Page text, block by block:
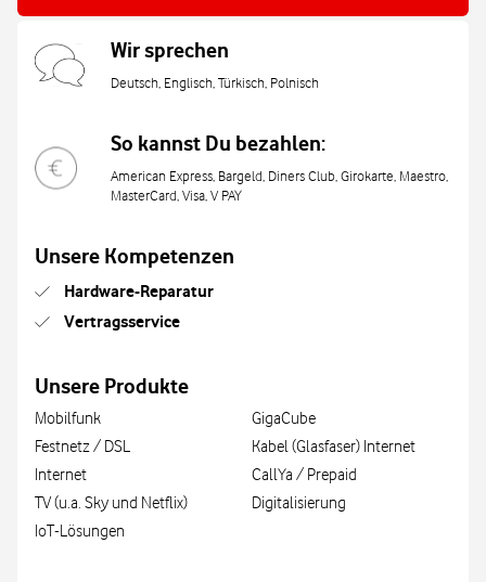
Wir sprechen
Deutsch, Englisch, Türkisch, Polnisch
So kannst Du bezahlen:
American Express, Bargeld, Diners Club, Girokarte, Maestro,
MasterCard, Visa, V PAY
Unsere Kompetenzen
Hardware-Reparatur
Vertragsservice
Unsere Produkte
Mobilfunk
Festnetz / DSL
Internet
TV (u.a. Sky und Netflix)
IoT-Lösungen
GigaCube
Kabel (Glasfaser) Internet
CallYa / Prepaid
Digitalisierung